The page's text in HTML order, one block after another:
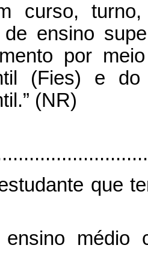
curso,
de ensino
por
(Fies) e do
(NR)
médio